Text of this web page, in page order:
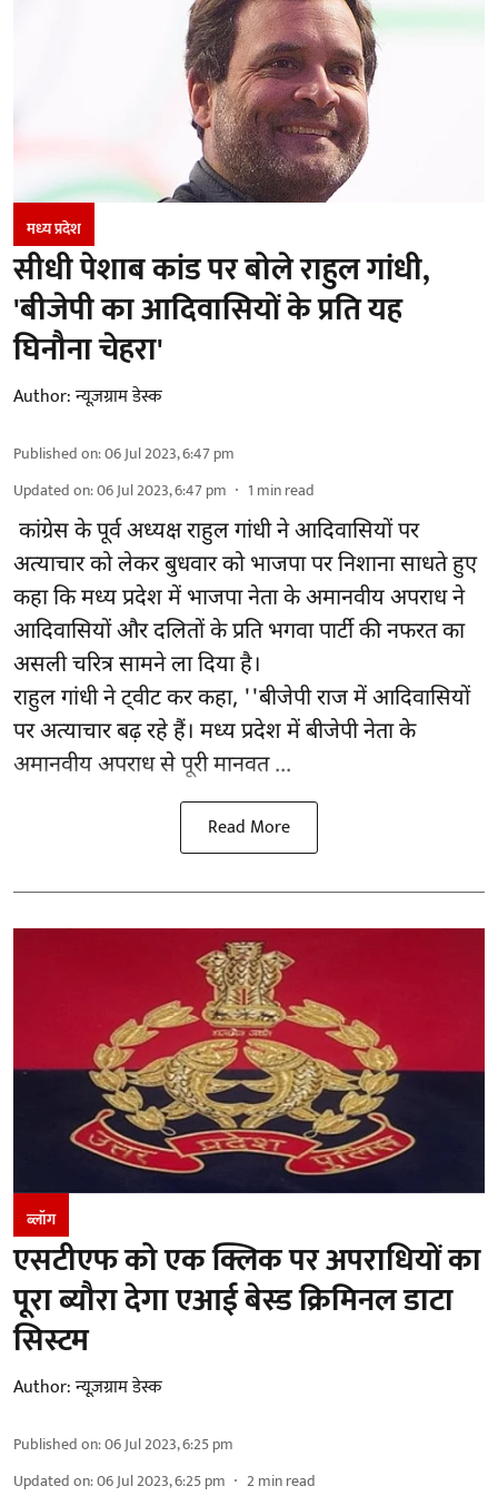
मध्‍य प्रदेश
सीधी पेशाब कांड पर बोले राहुल गांधी,
'बीजेपी का आदिवासियों के प्रति यह
घिनौना चेहरा'
Author:न्यूज़ग्राम डेस्क
Published on:06 Jul 2023, 6:47 pm
Updated on:06 Jul 2023, 6:47 pm 1 min read
कांग्रेस के पूर्व अध्यक्ष राहुल गांधी ने आदिवासियों पर
अत्याचार को लेकर बुधवार को भाजपा पर निशाना साधते हुए
कहा कि मध्य प्रदेश में भाजपा नेता के अमानवीय अपराध ने
आदिवासियों और दलितों के प्रति भगवा पार्टी की नफरत का
असली चरित्र सामने ला दिया है।
राहुल गांधी ने ट्वीट कर कहा, ''बीजेपी राज में आदिवासियों
पर अत्याचार बढ़ रहे हैं। मध्य प्रदेश में बीजेपी नेता के
अमानवीय अपराध से पूरी मानवत ...
Read More
ब्लॉग
एसटीएफ को एक ​क्लिक पर अपरा​धियों का
पूरा ब्यौरा देगा एआई बेस्ड क्रिमिनल डाटा
सिस्टम
Author:न्यूज़ग्राम डेस्क
Published on:06 Jul 2023, 6:25 pm
Updated on:06 Jul 2023, 6:25 pm 2min read